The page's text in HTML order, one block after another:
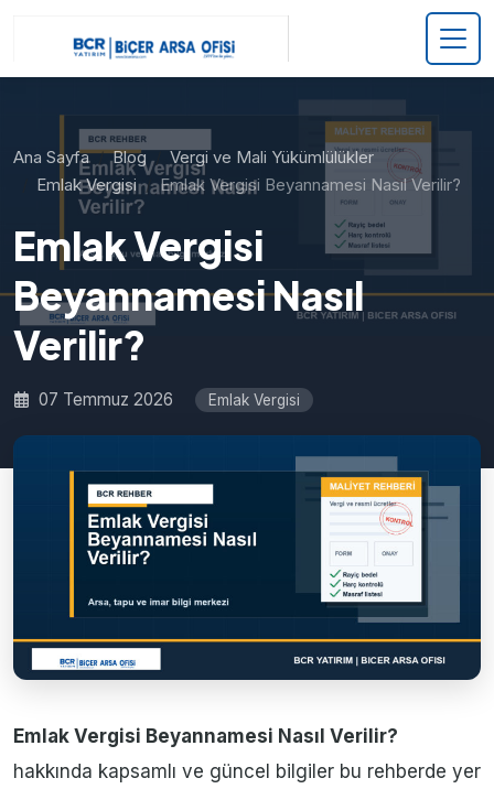
Ana Sayfa Blog
Vergi ve Mali Yükümlülükler
Emlak Vergisi
Emlak Vergisi Beyannamesi Nasıl Verilir?
Emlak Vergisi
Beyannamesi Nasıl
Verilir?
07 Temmuz 2026 Emlak Vergisi
Emlak Vergisi Beyannamesi Nasıl Verilir?
hakkında kapsamlı ve güncel bilgiler bu rehberde yer